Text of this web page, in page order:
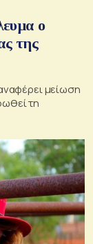
ο
της
μείωση
τη